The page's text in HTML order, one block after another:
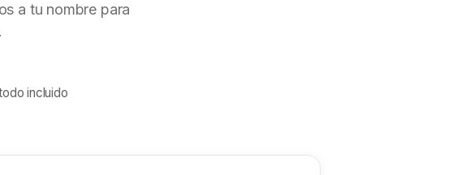
a tu nombre para
incluido